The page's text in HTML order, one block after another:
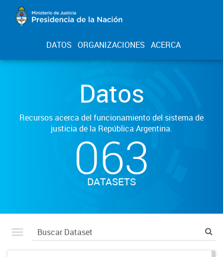
DATOS ORGANIZACIONES ACERCA
Datos
Recursos acerca del funcionamiento del sistema de
justicia de la República Argentina.
063
DATASETS